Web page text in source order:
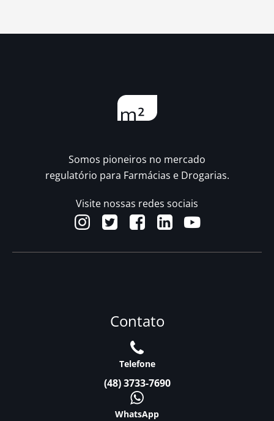
Somos pioneiros no mercado
regulatório para Farmácias e Drogarias.
Visite nossas redes sociais
Contato
Telefone
(48) 3733-7690
WhatsApp